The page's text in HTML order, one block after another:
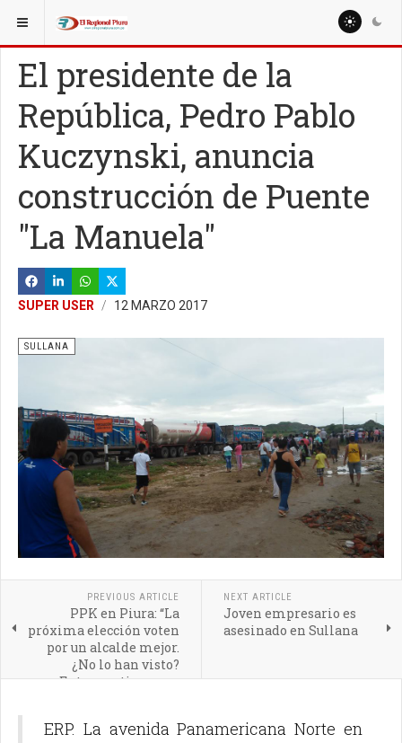
ESTÁ AQUÍ:
El presidente de la
República, Pedro Pablo
Kuczynski, anuncia
construcción de Puente
"La Manuela"
SUPER USER 12 MARZO 2017
SULLANA
PREVIOUS ARTICLE
PPK en Piura: “La
próxima elección voten
por un alcalde mejor.
¿No lo han visto?
Entonces tiene que
NEXT ARTICLE
Joven empresario es
asesinado en Sullana
ERP. La avenida Panamericana Norte en